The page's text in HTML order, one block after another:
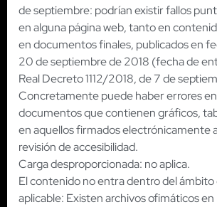
de septiembre: podrían existir fallos
en alguna página web, tanto en
en documentos finales, publicados en
20 de septiembre de 2018 (fecha de
Real Decreto 1112/2018, de 7 de
Concretamente puede haber errores
documentos que contienen gráficos,
en aquellos firmados electrónicamente
revisión de accesibilidad.
Carga desproporcionada: no aplica.
El contenido no entra dentro del ámbito
aplicable: Existen archivos ofimáticos